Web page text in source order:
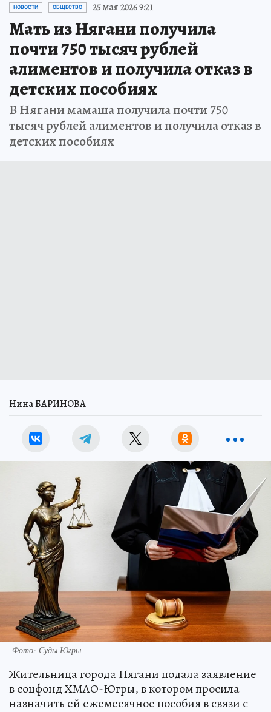
НОВОСТИ ОБЩЕСТВО 25 мая 2026 9:21
Мать из Нягани получила
почти 750 тысяч рублей
алиментов и получила отказ в
детских пособиях
В Нягани мамаша получила почти 750
тысяч рублей алиментов и получила отказ в
детских пособиях
Нина БАРИНОВА
Фото: Суды Югры
Жительница города Нягани подала заявление
в соцфонд ХМАО-Югры, в котором просила
назначить ей ежемесячное пособия в связи с